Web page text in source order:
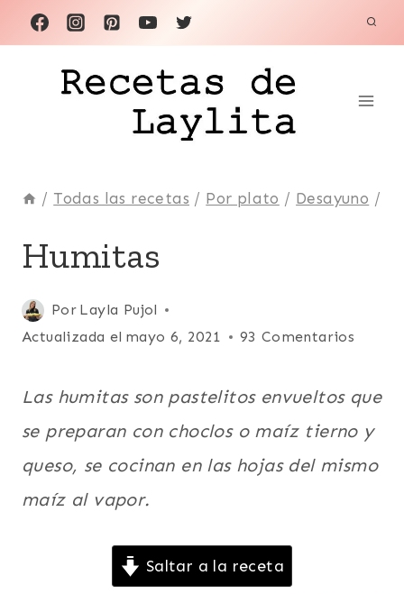
Saltar
al
contenido
/ Todas las recetas / Por plato / Desayuno /
ECUADOR
|
APERITIVOS
LATINO/HISPANO
MAÍZ
|
Humitas
Por Layla Pujol
Publicada
el
Actualizada el mayo 6, 2021 93 Comentarios
Las humitas son pastelitos envueltos que
se preparan con choclos o maíz tierno y
queso, se cocinan en las hojas del mismo
maíz al vapor.
Saltar a la receta